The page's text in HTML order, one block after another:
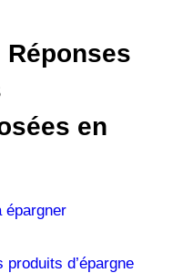
Réponses
en
épargner
d’épargne